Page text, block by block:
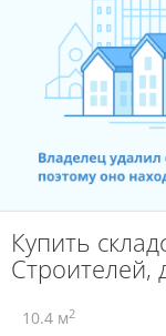
Купить
Строителей,
10.4 м2